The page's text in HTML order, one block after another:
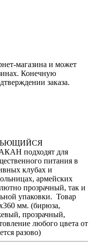
магазина и может
Конечную
заказа.
подходят для
питания в
клубах и
армейских
прозрачный, так и
упаковки. Товар
мм. (бирюза,
прозрачный,
любого цвета от
разово)